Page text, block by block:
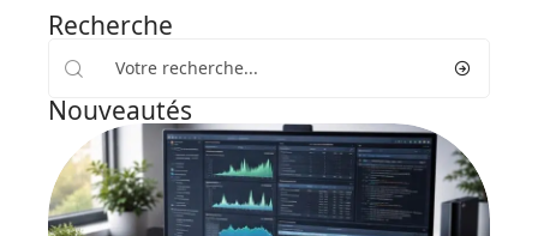
Recherche
Nouveautés